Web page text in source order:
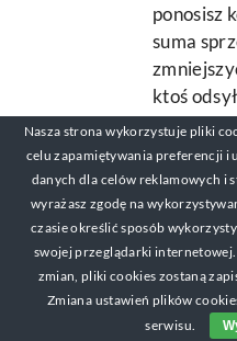
ponosisz
suma
ktoś
Ty mu
4) Nie,
tym
Michał
Paula
Nasza strona wykorzystuje pliki
celu zapamiętywania preferencji i
danych dla celów reklamowych i
wyrażasz zgodę na
czasie określić sposób
swojej przeglądarki
zmian, pliki cookies zostaną
Zmiana ustawień plików
serwisu.